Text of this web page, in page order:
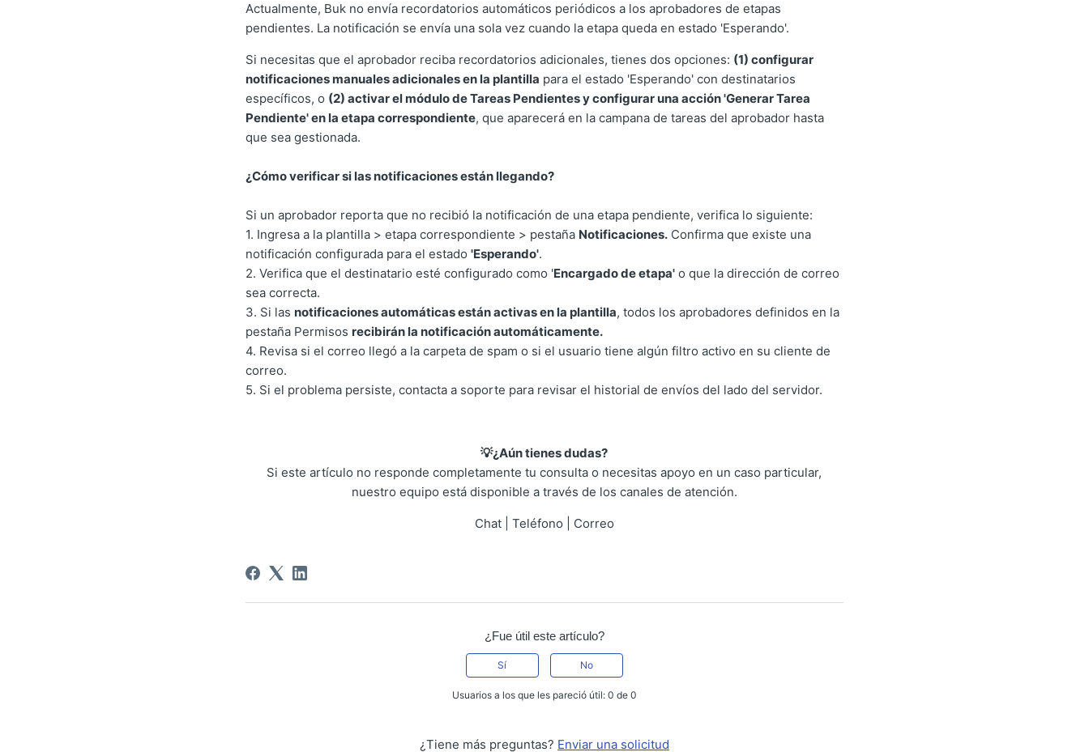
Actualmente, Buk no envía recordatorios automáticos periódicos a los aprobadores de etapas
pendientes. La notificación se envía una sola vez cuando la etapa queda en estado 'Esperando'.
Si necesitas que el aprobador reciba recordatorios adicionales, tienes dos opciones: (1) configurar
notificaciones manuales adicionales en la plantilla para el estado 'Esperando' con destinatarios
específicos, o (2) activar el módulo de Tareas Pendientes y configurar una acción 'Generar Tarea
Pendiente' en la etapa correspondiente, que aparecerá en la campana de tareas del aprobador hasta
que sea gestionada.
¿Cómo verificar si las notificaciones están llegando?
Si un aprobador reporta que no recibió la notificación de una etapa pendiente, verifica lo siguiente:
1. Ingresa a la plantilla > etapa correspondiente > pestaña Notificaciones.Confirma que existe una
notificación configurada para el estado 'Esperando'.
2. Verifica que el destinatario esté configurado como 'Encargado de etapa'o que la dirección de correo
sea correcta.
3. Si las notificaciones automáticas están activas en la plantilla, todos los aprobadores definidos en la
pestaña Permisos recibirán la notificación automáticamente.
4. Revisa si el correo llegó a la carpeta de spam o si el usuario tiene algún filtro activo en su cliente de
correo.
5. Si el problema persiste, contacta a soporte para revisar el historial de envíos del lado del servidor.
💡¿Aún tienes dudas?
Si este artículo no responde completamente tu consulta o necesitas apoyo en un caso particular,
nuestro equipo está disponible a través de los canales de atención.
Chat | Teléfono | Correo
¿Fue útil este artículo?
Sí No
Usuarios a los que les pareció útil: 0 de 0
¿Tiene más preguntas? Enviar una solicitud